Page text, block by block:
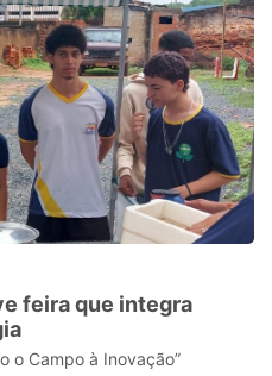
feira que integra
o Campo à Inovação”